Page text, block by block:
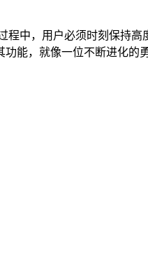
程中，用户必须时刻保持
能，就像一位不断进化